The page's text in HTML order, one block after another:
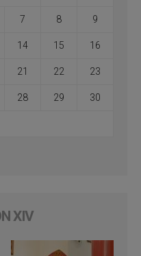
7 8 9
14 15 16
21 22 23
28 29 30
XIV